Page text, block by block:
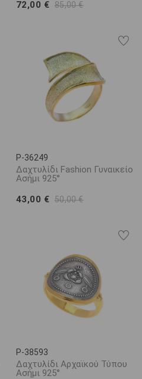
72,00 € 85,00 €
P-36249
Δαχτυλίδι Fashion Γυναικείο
Ασήμι 925°
43,00 € 50,00 €
P-38593
Δαχτυλίδι Αρχαϊκού Τύπου
Ασήμι 925°